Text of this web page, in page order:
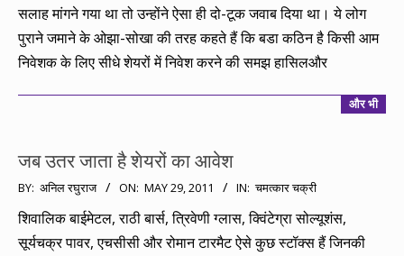
सलाह मांगने गया था तो उन्होंने ऐसा ही दो-टूक जवाब दिया था। ये लोग
पुराने जमाने के ओझा-सोखा की तरह कहते हैं कि बडा कठिन है किसी आम
निवेशक के लिए सीधे शेयरों में निवेश करने की समझ हासिलऔर
और भी
जब उतर जाता है शेयरों का आवेश
2011-
05-
29
BY: अनिल रघुराज ON: MAY 29, 2011 IN: चमत्कार चक्री
शिवालिक बाईमेटल, राठी बार्स, त्रिवेणी ग्लास, क्विंटेग्रा सोल्यूशंस,
सूर्यचक्र पावर, एचसीसी और रोमान टारमैट ऐसे कुछ स्टॉक्स हैं जिनकी